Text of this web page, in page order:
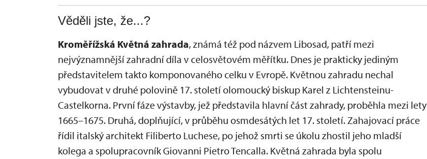
Věděli jste, že...?
Kroměřížská Květná zahrada, známá též pod názvem Libosad, patří mezi
nejvýznamnější zahradní díla v celosvětovém měřítku. Dnes je prakticky jediným
představitelem takto komponovaného celku v Evropě. Květnou zahradu nechal
vybudovat v druhé polovině 17. století olomoucký biskup Karel z Lichtensteinu-
Castelkorna. První fáze výstavby, jež představila hlavní část zahrady, proběhla mezi lety
1665–1675. Druhá, doplňující, v průběhu osmdesátých let 17. století. Zahajovací práce
řídil italský architekt Filiberto Luchese, po jehož smrti se úkolu zhostil jeho mladší
kolega a spolupracovník Giovanni Pietro Tencalla. Květná zahrada byla spolu